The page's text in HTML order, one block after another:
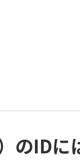
のIDに